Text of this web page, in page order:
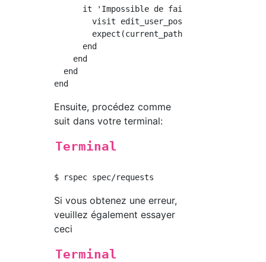
it 'Impossible de faire la transition'
visit edit_user_post_path(user,
expect(current_path).to eq('/users/
      end
    end
  end
Ensuite, procédez comme
suit dans votre terminal:
Terminal
Si vous obtenez une erreur,
veuillez également essayer
ceci
Terminal